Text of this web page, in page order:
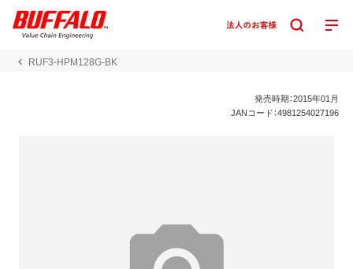
RUF3-HPM128G-BK
発売時期：2015年01月
JANコード：4981254027196